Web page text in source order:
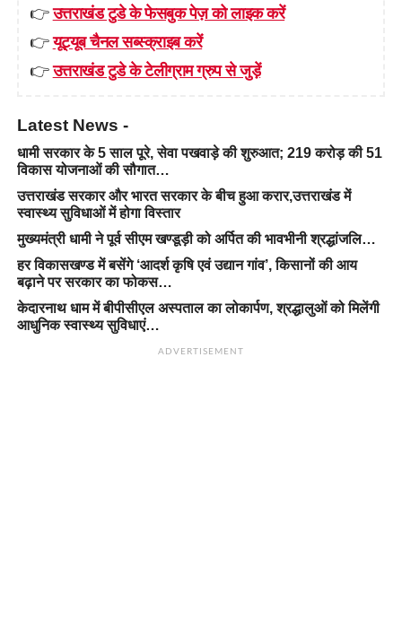
👉उत्तराखंड टुडे के फेसबुक पेज़ को लाइक करें
👉यूट्यूब चैनल सब्स्क्राइब करें
👉उत्तराखंड टुडे के टेलीग्राम ग्रुप से जुड़ें
Latest News -
धामी सरकार के 5 साल पूरे, सेवा पखवाड़े की शुरुआत; 219 करोड़ की 51
विकास योजनाओं की सौगात…
उत्तराखंड सरकार और भारत सरकार के बीच हुआ करार,उत्तराखंड में
स्वास्थ्य सुविधाओं में होगा विस्तार
मुख्यमंत्री धामी ने पूर्व सीएम खण्डूड़ी को अर्पित की भावभीनी श्रद्धांजलि…
हर विकासखण्ड में बसेंगे ‘आदर्श कृषि एवं उद्यान गांव’, किसानों की आय
बढ़ाने पर सरकार का फोकस…
केदारनाथ धाम में बीपीसीएल अस्पताल का लोकार्पण, श्रद्धालुओं को मिलेंगी
आधुनिक स्वास्थ्य सुविधाएं…
ADVERTISEMENT